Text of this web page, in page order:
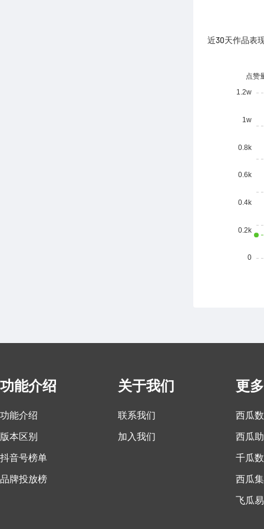
近30天作品表
功能介绍
功能介绍
版本区别
抖音号榜单
品牌投放榜
关于我们
联系我们
加入我们
更
西瓜
西瓜
千瓜
西瓜集
飞瓜